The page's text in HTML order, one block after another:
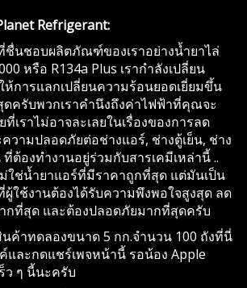
Refrigerant:
นชอบผลิตภัณฑ์ของเราอย่างน้ำยาไล่
หรือ R134a Plus เรากำลังเปลี่ยน
ห้การแลกเปลี่ยนความร้อนยอดเยี่ยมขึ้น
ครับพวกเราคำนึงถึงค่าไฟฟ้าที่คุณจะ
เราไม่อาจละเลยในเรื่องของการลด
วามปลอดภัยต่อช่างแอร์, ช่างตู้เย็น, ช่าง
ที่ต้องทำงานอยู่ร่วมกับสารเคมีเหล่านี้ ..
ใช่น้ำยาแอร์ที่มีราคาถูกที่สุด แต่มันเป็น
ใช้งานต้องได้รับความพึงพอใจสูงสุด ลด
กที่สุด และต้องปลอดภัยมากที่สุดครับ
นค้าทดลองขนาด 5 กก.จำนวน 100 ถังที่นี่
ค์และกดแชร์เพจหน้านี้ รอน้อง Apple
ว ๆ นี้นะครับ